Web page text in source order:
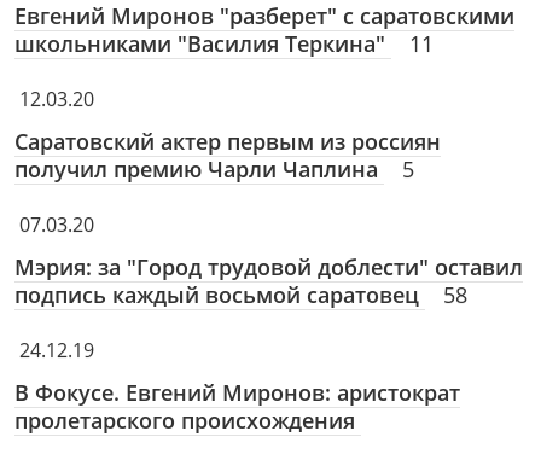
Евгений Миронов "разберет" с саратовскими
школьниками "Василия Теркина"
11
12.03.20
Саратовский актер первым из россиян
получил премию Чарли Чаплина
5
07.03.20
Мэрия: за "Город трудовой доблести" оставил
подпись каждый восьмой саратовец
58
24.12.19
В Фокусе. Евгений Миронов: аристократ
пролетарского происхождения